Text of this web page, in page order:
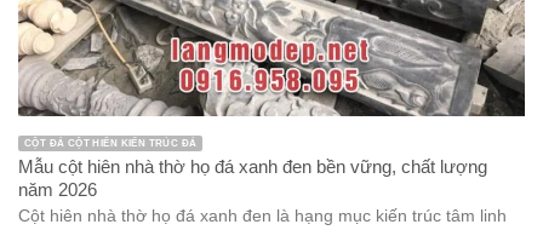
CỘT ĐÁ CỘT HIÊN KIẾN TRÚC ĐÁ
Mẫu cột hiên nhà thờ họ đá xanh đen bền vững, chất lượng
năm 2026
Cột hiên nhà thờ họ đá xanh đen là hạng mục kiến trúc tâm linh